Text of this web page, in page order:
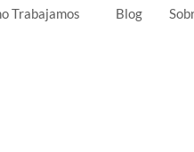
Trabajamos Blog